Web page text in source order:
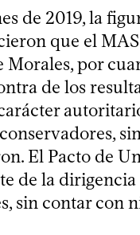
de 2019, la
que el
por
de los
El Pacto de
de la
sin contar con